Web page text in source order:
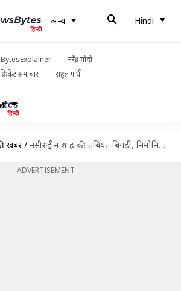
अन्य Hindi
नरेंद्र मोदी
क्रिकेट समाचार राहुल गांधी
खबरें / नसीरुद्दीन शाह की तबियत बिगड़ी, निमोनिया होने के बाद अस्पताल में भर्ती
ADVERTISEMENT